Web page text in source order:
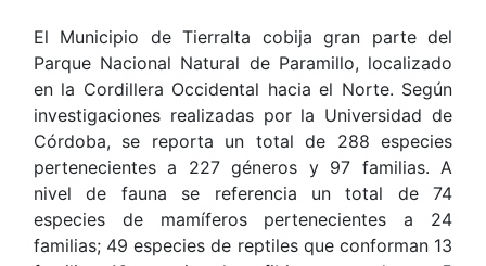
El Municipio de Tierralta cobija gran parte del
Parque Nacional Natural de Paramillo, localizado
en la Cordillera Occidental hacia el Norte. Según
investigaciones realizadas por la Universidad de
Córdoba, se reporta un total de 288 especies
pertenecientes a 227 géneros y 97 familias. A
nivel de fauna se referencia un total de 74
especies de mamíferos pertenecientes a 24
familias; 49 especies de reptiles que conforman 13